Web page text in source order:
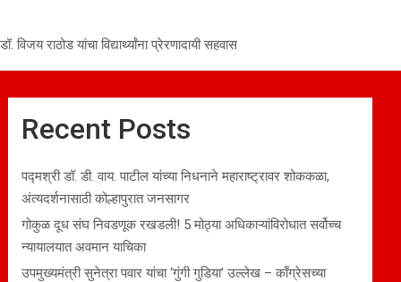
राठोड यांचा विद्यार्थ्यांना प्रेरणादायी सहवास
Recent Posts
पद्मश्री डॉ. डी. वाय. पाटील यांच्या निधनाने महाराष्ट्रावर शोककळा,
अंत्यदर्शनासाठी कोल्हापुरात जनसागर
गोकुळ दूध संघ निवडणूक रखडली! 5 मोठ्या अधिकाऱ्यांविरोधात सर्वोच्च
न्यायालयात अवमान याचिका
उपमुख्यमंत्री सुनेत्रा पवार यांचा ‘गुंगी गुडिया’ उल्लेख – काँग्रेसच्या